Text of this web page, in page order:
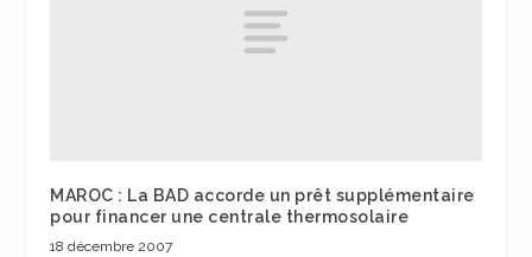
MAROC : La BAD accorde un prêt supplémentaire
pour financer une centrale thermosolaire
18 décembre 2007